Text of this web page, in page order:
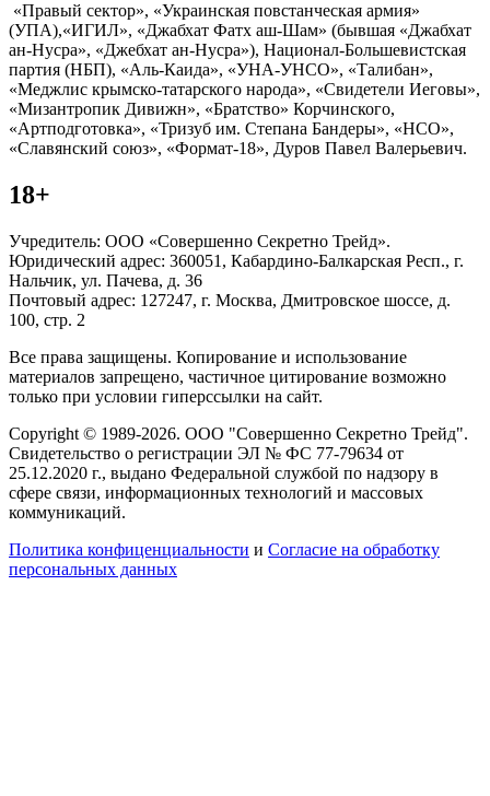
«Правый сектор», «Украинская повстанческая армия»
(УПА),«ИГИЛ», «Джабхат Фатх аш-Шам» (бывшая «Джабхат
ан-Нусра», «Джебхат ан-Нусра»), Национал-Большевистская
партия (НБП), «Аль-Каида», «УНА-УНСО», «Талибан»,
«Меджлис крымско-татарского народа», «Свидетели Иеговы»,
«Мизантропик Дивижн», «Братство» Корчинского,
«Артподготовка», «Тризуб им. Степана Бандеры», «НСО»,
«Славянский союз», «Формат-18», Дуров Павел Валерьевич.
18+
Учредитель: ООО «Совершенно Секретно Трейд».
Юридический адрес: 360051, Кабардино-Балкарская Респ., г.
Нальчик, ул. Пачева, д. 36
Почтовый адрес: 127247, г. Москва, Дмитровское шоссе, д.
100, стр. 2
Все права защищены. Копирование и использование
материалов запрещено, частичное цитирование возможно
только при условии гиперссылки на сайт.
Copyright © 1989-2026. ООО "Совершенно Секретно Трейд".
Свидетельство о регистрации ЭЛ № ФС 77-79634 от
25.12.2020 г., выдано Федеральной службой по надзору в
сфере связи, информационных технологий и массовых
коммуникаций.
Политика конфиценциальности и Согласие на обработку
персональных данных